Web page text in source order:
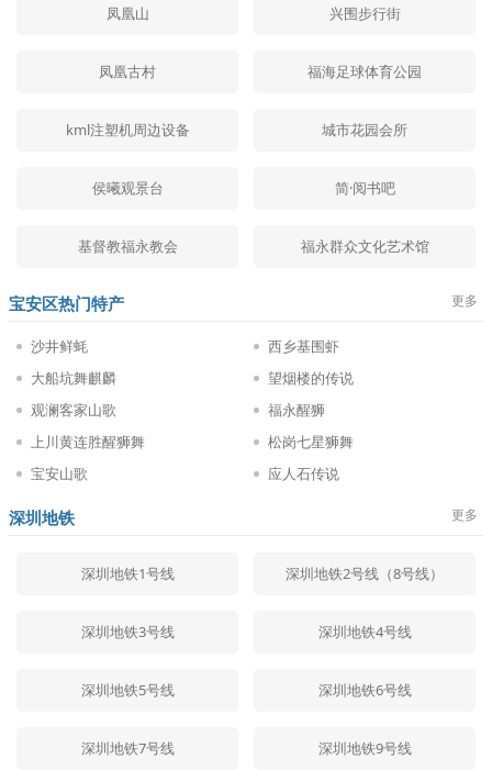
凤凰山 兴围步行街
凤凰古村 福海足球体育公园
kml注塑机周边设备 城市花园会所
侯曦观景台 简·阅书吧
基督教福永教会 福永群众文化艺术馆
宝安区热门特产 更多
沙井鲜蚝
西乡基围虾
大船坑舞麒麟
望烟楼的传说
观澜客家山歌
福永醒狮
上川黄连胜醒狮舞
松岗七星狮舞
宝安山歌
应人石传说
深圳地铁 更多
深圳地铁1号线 深圳地铁2号线（8号线）
深圳地铁3号线 深圳地铁4号线
深圳地铁5号线 深圳地铁6号线
深圳地铁7号线 深圳地铁9号线